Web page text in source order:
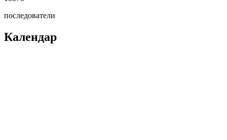
последователи
Календар